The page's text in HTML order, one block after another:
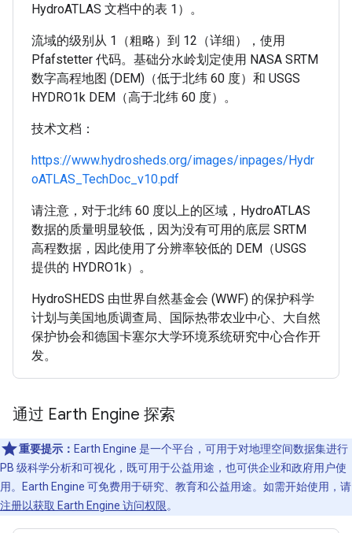
HydroATLAS 文档中的表 1）。
流域的级别从 1（粗略）到 12（详细），使用
Pfafstetter 代码。基础分水岭划定使用 NASA SRTM
数字高程地图 (DEM)（低于北纬 60 度）和 USGS
HYDRO1k DEM（高于北纬 60 度）。
技术文档：
https://www.hydrosheds.org/images/inpages/Hydr
oATLAS_TechDoc_v10.pdf
请注意，对于北纬 60 度以上的区域，HydroATLAS
数据的质量明显较低，因为没有可用的底层 SRTM
高程数据，因此使用了分辨率较低的 DEM（USGS
提供的 HYDRO1k）。
HydroSHEDS 由世界自然基金会 (WWF) 的保护科学
计划与美国地质调查局、国际热带农业中心、大自然
保护协会和德国卡塞尔大学环境系统研究中心合作开
发。
通过 Earth Engine 探索
重要提示： Earth Engine 是一个平台，可用于对地理空间数据集进行
PB 级科学分析和可视化，既可用于公益用途，也可供企业和政府用户使
用。Earth Engine 可免费用于研究、教育和公益用途。如需开始使用，请
注册以获取 Earth Engine 访问权限。